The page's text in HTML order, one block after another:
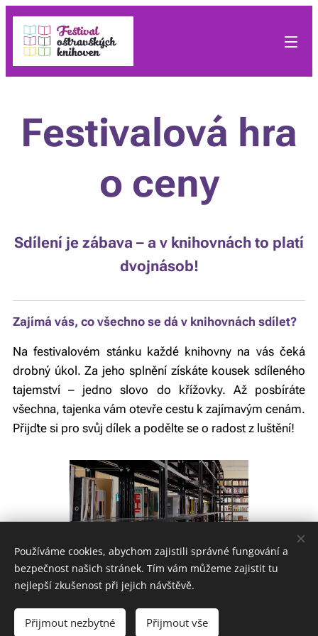
Festivalová hra
o ceny
Sdílení je zábava – a v knihovnách to platí
dvojnásob!
Zajímá vás, co všechno se dá v knihovnách sdílet?
Na festivalovém stánku každé knihovny na vás čeká
drobný úkol. Za jeho splnění získáte kousek sdíleného
tajemství – jedno slovo do křížovky. Až posbíráte
všechna, tajenka vám otevře cestu k zajímavým cenám.
Přijďte si pro svůj dílek a podělte se o radost z luštění!
Vytvořeno službou Webnode
Používáme cookies, abychom zajistili správné fungování a
bezpečnost našich stránek. Tím vám můžeme zajistit tu
nejlepší zkušenost při jejich návštěvě.
Přijmout nezbytné Přijmout vše